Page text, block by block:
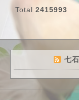
Total 2415993
七